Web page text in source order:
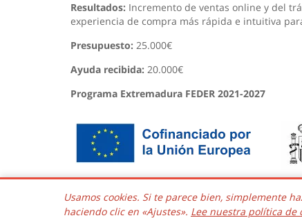
Resultados: Incremento de ventas online y del
experiencia de compra más rápida e intuitiva
Presupuesto: 25.000€
Ayuda recibida: 20.000€
Programa Extremadura FEDER 2021-2027
Kaframa Technology SL CIF
Usamos cookies. Si te parece bien, simplemente
haciendo clic en «Ajustes». Lee nuestra política de